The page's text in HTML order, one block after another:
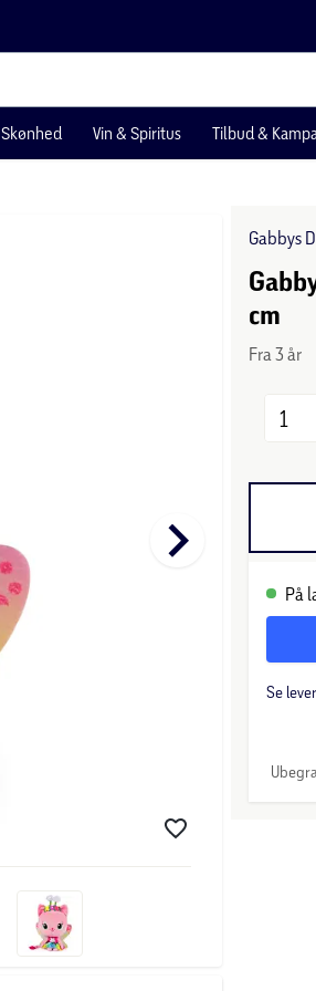
Skønhed Vin & Spiritus Tilbud &
keyboard_arrow_right
Gabbys
cm
Fra 3 år
1
På
Se